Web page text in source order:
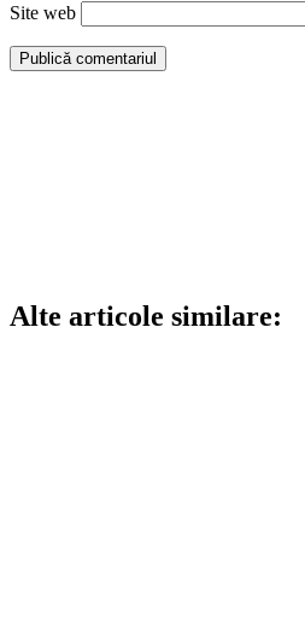
Site web
Alte articole similare: